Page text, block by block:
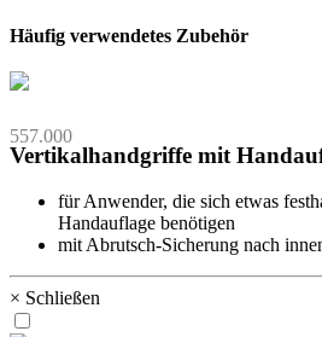
Häufig verwendetes Zubehör
557.000
Vertikalhandgriffe mit
für Anwender, die sich etwas
Handauflage benötigen
mit Abrutsch-Sicherung nach
× Schließen